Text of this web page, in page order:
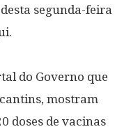
segunda-feira
do Governo que
mostram
doses de vacinas